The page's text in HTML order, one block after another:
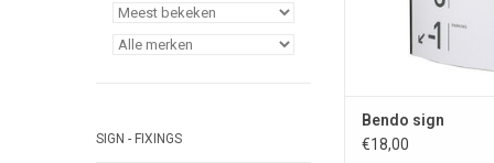
SIGN - FIXINGS
TOEVOEGEN AAN
Bendo sign
€18,00